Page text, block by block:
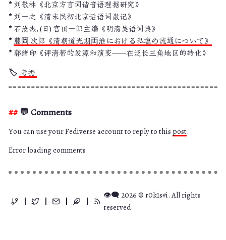
刘敬林《北京方言词谐音语理据研究》
刘一之《清末民初北京话语词散记》
石汝杰, (日) 宫田一郎主编《明清吴语词典》
藤岡 次郎《清朝道光期両淮における私塩の流通について》
郭绪印《评清帮的发源和演变——在泛长三角地区的转化》
考据
💬 Comments
You can use your Fediverse account to reply to this post.
Error loading comments
👁️‍🗨️ 2026 © r0k1s#i. All rights
reserved